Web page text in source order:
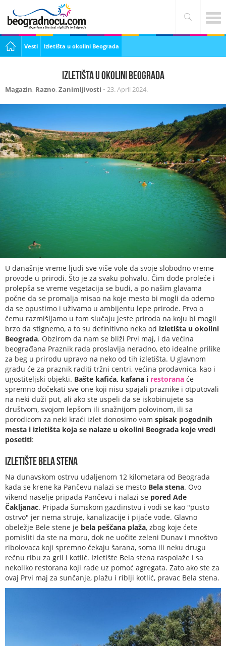
Vesti Izletišta u okolini Beograda
Izletišta u okolini Beograda
Magazin, Razno, Zanimljivosti • 23. April 2024.
U današnje vreme ljudi sve više vole da svoje slobodno vreme
provode u prirodi. Što je za svaku pohvalu. Čim dođe proleće i
prolepša se vreme vegetacija se budi, a po našim glavama
počne da se promalja misao na koje mesto bi mogli da odemo
da se opustimo i uživamo u ambijentu lepe prirode. Prvo o
čemu razmišljamo u tom slučaju jeste priroda na koju bi mogli
brzo da stignemo, a to su definitivno neka od izletišta u okolini
Beograda. Obzirom da nam se bliži Prvi maj, i da većina
beograđana Praznik rada proslavlja neradno, eto idealne prilike
za beg u prirodu upravo na neko od tih izletišta. U glavnom
gradu će za praznik raditi tržni centri, većina prodavnica, kao i
ugostiteljski objekti. Bašte kafića, kafana i restorana će
spremno dočekati sve one koji nisu spajali praznike i otputovali
na neki duži put, ali ako ste uspeli da se iskobinujete sa
društvom, svojom lepšom ili snažnijom polovinom, ili sa
porodicom za neki kraći izlet donosimo vam spisak pogodnih
mesta i izletišta koja se nalaze u okolini Beograda koje vredi
posetiti:
Izletište Bela stena
Na dunavskom ostrvu udaljenom 12 kilometara od Beograda
kada se krene ka Pančevu nalazi se mesto Bela stena. Ovo
vikend naselje pripada Pančevu i nalazi se pored Ade
Čakljanac. Pripada šumskom gazdinstvu i vodi se kao "pusto
ostrvo" jer nema struje, kanalizacije i pijaće vode. Glavno
obeležje Bele stene je bela peščana plaža, zbog koje ćete
pomisliti da ste na moru, dok ne uočite zeleni Dunav i mnoštvo
ribolovaca koji spremno čekaju šarana, soma ili neku drugu
rečnu ribu za gril i kotlić. Izletište Bela stena raspolaže i sa
nekoliko restorana koji rade uz pomoć agregata. Zato ako ste za
ovaj Prvi maj za sunčanje, plažu i riblji kotlić, pravac Bela stena.